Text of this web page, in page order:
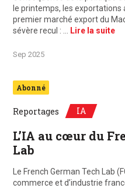
le printemps, les exportations
premier marché export du
sévère recul : …
Lire la suite
Sep 2025
Abonné
Reportages IA
L’IA au cœur du
Lab
Le French German Tech Lab
commerce et d’industrie